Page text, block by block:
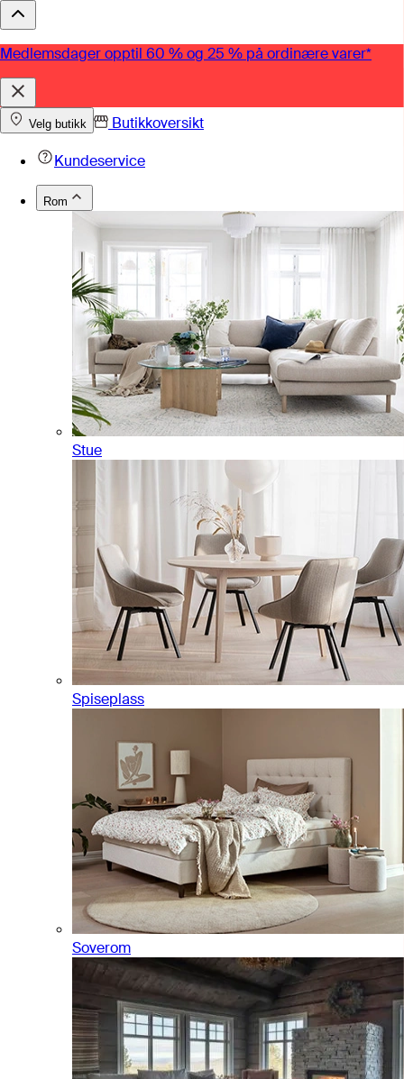
Medlemsdager opptil 60 % og 25 % på ordinære varer*
Velg butikk
Butikkoversikt
Kundeservice
Rom
Stue
Spiseplass
Soverom